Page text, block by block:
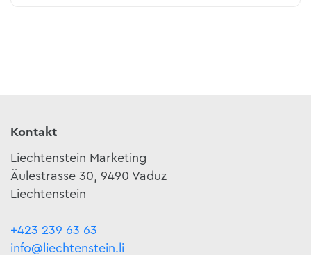
Kontakt
Liechtenstein Marketing
Äulestrasse 30, 9490 Vaduz
Liechtenstein
+423 239 63 63
info@liechtenstein.li